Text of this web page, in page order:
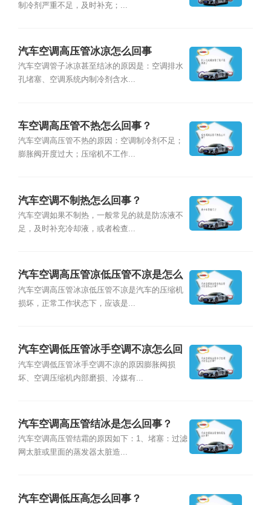
制冷剂严重不足，及时补充；...
汽车空调高压管冰凉怎么回事
汽车空调管子冰凉甚至结冰的原因是：空调排水
孔堵塞、空调系统内制冷剂含水...
车空调高压管不热怎么回事？
汽车空调高压管不热的原因：空调制冷剂不足；
膨胀阀开度过大；压缩机不工作...
汽车空调不制热怎么回事？
汽车空调如果不制热，一般常见的就是防冻液不
足，及时补充冷却液，或者检查...
汽车空调高压管凉低压管不凉是怎么
回事？
汽车空调高压管冰凉低压管不凉是汽车的压缩机
损坏，正常工作状态下，应该是...
汽车空调低压管冰手空调不凉怎么回
事？
汽车空调低压管冰手空调不凉的原因膨胀阀损
坏、空调压缩机内部磨损、冷媒有...
汽车空调高压管结冰是怎么回事？
汽车空调高压管结霜的原因如下：1、堵塞：过滤
网太脏或里面的蒸发器太脏造...
汽车空调低压高怎么回事？